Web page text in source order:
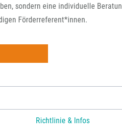
sondern eine individuelle
Förderreferent*innen.
Richtlinie & Infos